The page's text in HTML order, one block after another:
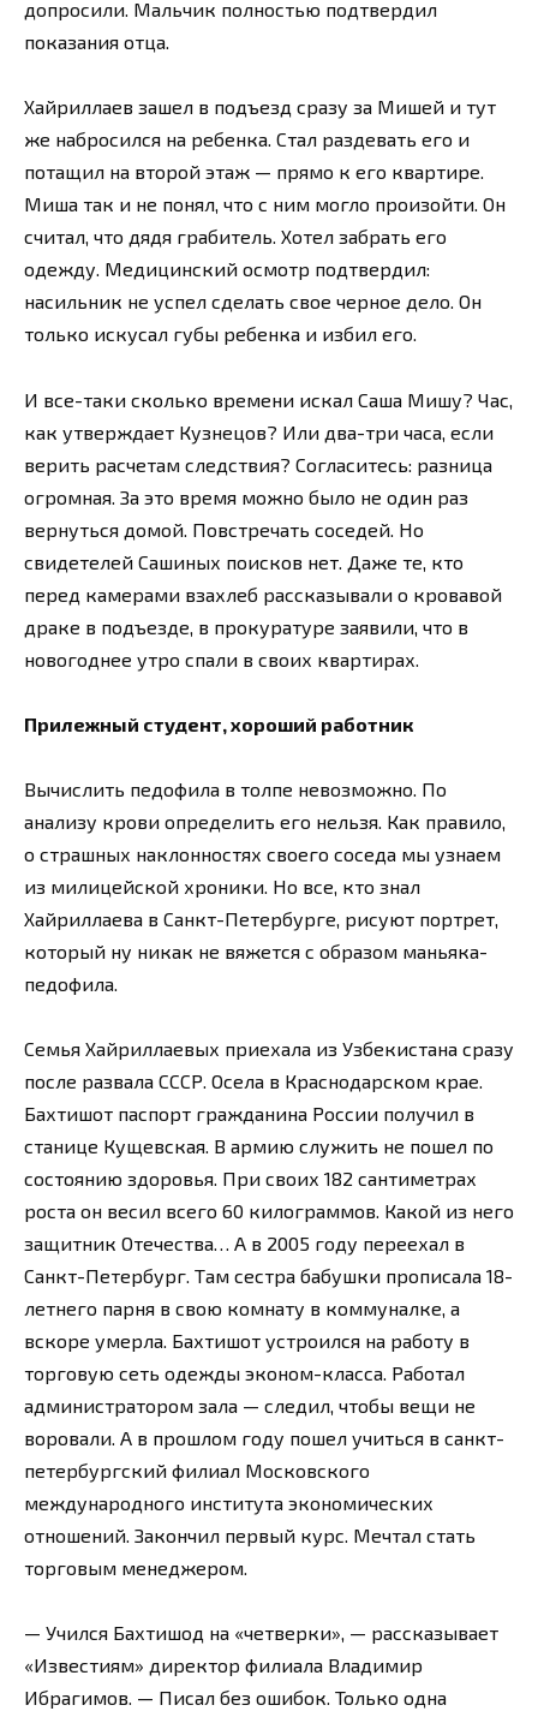
допросили. Мальчик полностью подтвердил
показания отца.
Хайриллаев зашел в подъезд сразу за Мишей и тут
же набросился на ребенка. Стал раздевать его и
потащил на второй этаж — прямо к его квартире.
Миша так и не понял, что с ним могло произойти. Он
считал, что дядя грабитель. Хотел забрать его
одежду. Медицинский осмотр подтвердил:
насильник не успел сделать свое черное дело. Он
только искусал губы ребенка и избил его.
И все-таки сколько времени искал Саша Мишу? Час,
как утверждает Кузнецов? Или два-три часа, если
верить расчетам следствия? Согласитесь: разница
огромная. За это время можно было не один раз
вернуться домой. Повстречать соседей. Но
свидетелей Сашиных поисков нет. Даже те, кто
перед камерами взахлеб рассказывали о кровавой
драке в подъезде, в прокуратуре заявили, что в
новогоднее утро спали в своих квартирах.
Прилежный студент, хороший работник
Вычислить педофила в толпе невозможно. По
анализу крови определить его нельзя. Как правило,
о страшных наклонностях своего соседа мы узнаем
из милицейской хроники. Но все, кто знал
Хайриллаева в Санкт-Петербурге, рисуют портрет,
который ну никак не вяжется с образом маньяка-
педофила.
Семья Хайриллаевых приехала из Узбекистана сразу
после развала СССР. Осела в Краснодарском крае.
Бахтишот паспорт гражданина России получил в
станице Кущевская. В армию служить не пошел по
состоянию здоровья. При своих 182 сантиметрах
роста он весил всего 60 килограммов. Какой из него
защитник Отечества… А в 2005 году переехал в
Санкт-Петербург. Там сестра бабушки прописала 18-
летнего парня в свою комнату в коммуналке, а
вскоре умерла. Бахтишот устроился на работу в
торговую сеть одежды эконом-класса. Работал
администратором зала — следил, чтобы вещи не
воровали. А в прошлом году пошел учиться в санкт-
петербургский филиал Московского
международного института экономических
отношений. Закончил первый курс. Мечтал стать
торговым менеджером.
— Учился Бахтишод на «четверки», — рассказывает
«Известиям» директор филиала Владимир
Ибрагимов. — Писал без ошибок. Только одна